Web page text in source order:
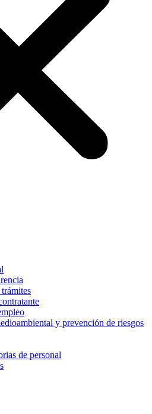
y prevención de riesgos
de personal